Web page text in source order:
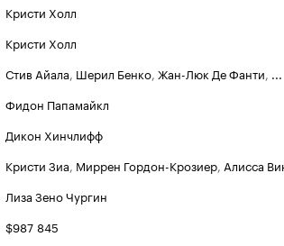
Кристи Холл
Кристи Холл
Стив Айала, Шерил Бенко, Жан-Люк Де Фанти, ...
Фидон Папамайкл
Дикон Хинчлифф
Кристи Зиа, Миррен Гордон-Крозиер, Алисса
Лиза Зено Чургин
$987 845